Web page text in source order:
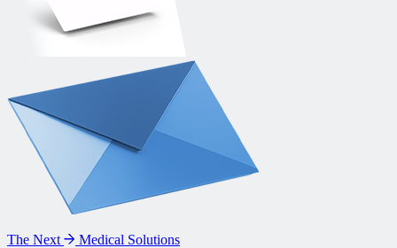
The Next
Medical Solutions